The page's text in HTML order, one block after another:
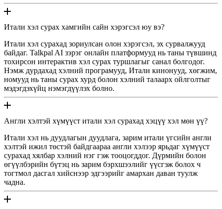
Итали хэл сурах хамгийн сайн хэрэгсэл юу вэ?
Итали хэл сурахад зориулсан олон хэрэгсэл, эх сурвалжууд
байдаг. Talkpal AI зэрэг онлайн платформууд нь таны түвшинд
тохирсон интерактив хэл сурах туршлагыг санал болгодог.
Нэмж дурдахад хэлний програмууд, Итали кинонууд, хөгжим,
номууд нь таны сурах хурд болон хэлний талаарх ойлголтыг
мэдэгдэхүйц нэмэгдүүлэх болно.
Англи хэлтэй хүмүүст итали хэл сурахад хэцүү хэл мөн үү?
Итали хэл нь дуудлагын дуудлага, зарим итали үгсийн англи
хэлтэй ижил төстэй байдгаараа англи хэлээр ярьдаг хүмүүст
сурахад хялбар хэлний нэг гэж тооцогддог. Дүрмийн болон
өгүүлбэрийн бүтэц нь зарим бэрхшээлийг үүсгэж болох ч
тогтмол дасгал хийснээр эдгээрийг амархан даван туулж
чадна.